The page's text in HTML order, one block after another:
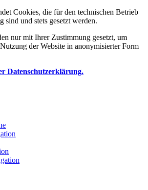
Cookies, die für den technischen Betrieb
sind und stets gesetzt werden.
nur mit Ihrer Zustimmung gesetzt, um
der Website in anonymisierter Form
Datenschutzerklärung.